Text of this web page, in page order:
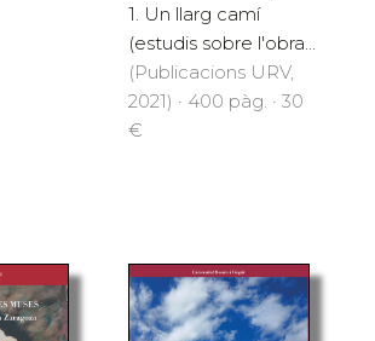
1. Un llarg camí
(estudis sobre l'obra...
(Publicacions URV,
2021) · 400 pàg. · 30
€